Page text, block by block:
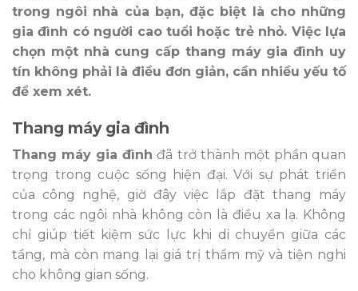
trong ngôi nhà của bạn, đặc biệt là cho những
gia đình có người cao tuổi hoặc trẻ nhỏ. Việc lựa
chọn một nhà cung cấp thang máy gia đình uy
tín không phải là điều đơn giản, cần nhiều yếu tố
để xem xét.
Thang máy gia đình
Thang máy gia đình đã trở thành một phần quan
trọng trong cuộc sống hiện đại. Với sự phát triển
của công nghệ, giờ đây việc lắp đặt thang máy
trong các ngôi nhà không còn là điều xa lạ. Không
chỉ giúp tiết kiệm sức lực khi di chuyển giữa các
tầng, mà còn mang lại giá trị thẩm mỹ và tiện nghi
cho không gian sống.